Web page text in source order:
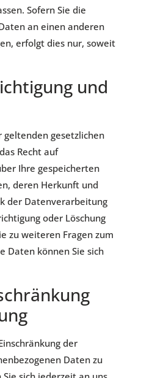
Sofern Sie die
an einen anderen
erfolgt dies nur, soweit
und
geltenden gesetzlichen
Recht auf
Ihre gespeicherten
deren Herkunft und
der Datenverarbeitung
oder Löschung
zu weiteren Fragen zum
Daten können Sie sich
der
Daten zu